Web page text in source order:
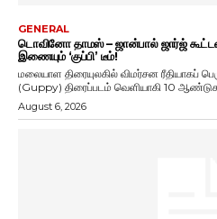
GENERAL
டொவினோ தாமஸ் – ஜான்பால் ஜார்ஜ்
இணையும் ‘குப்பி’ டீம்!
மலையாள திரையுலகில் விமர்சன ரீதியாகப்
(Guppy) திரைப்படம் வெளியாகி 10
August 6, 2026